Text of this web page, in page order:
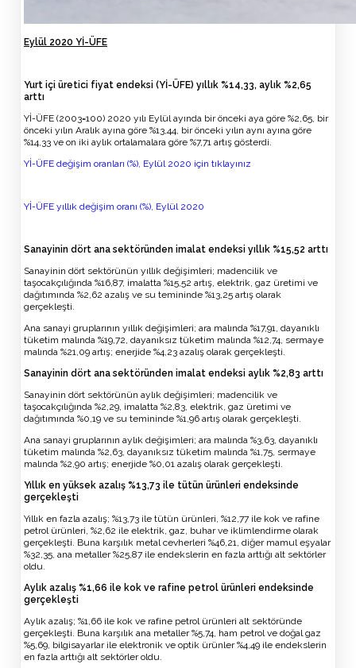
Eylül 2020 Yİ-ÜFE
Yurt içi üretici fiyat endeksi (Yİ-ÜFE) yıllık %14,33, aylık %2,65
arttı
Yİ-ÜFE (2003=100) 2020 yılı Eylül ayında bir önceki aya göre %2,65, bir
önceki yılın Aralık ayına göre %13,44, bir önceki yılın aynı ayına göre
%14,33 ve on iki aylık ortalamalara göre %7,71 artış gösterdi.
Yİ-ÜFE değişim oranları (%), Eylül 2020 için tıklayınız
Yİ-ÜFE yıllık değişim oranı (%), Eylül 2020
Sanayinin dört ana sektöründen imalat endeksi yıllık %15,52 arttı
Sanayinin dört sektörünün yıllık değişimleri; madencilik ve
taşocakçılığında %16,87, imalatta %15,52 artış, elektrik, gaz üretimi ve
dağıtımında %2,62 azalış ve su temininde %13,25 artış olarak
gerçekleşti.
Ana sanayi gruplarının yıllık değişimleri; ara malında %17,91, dayanıklı
tüketim malında %19,72, dayanıksız tüketim malında %12,74, sermaye
malında %21,09 artış; enerjide %4,23 azalış olarak gerçekleşti.
Sanayinin dört ana sektöründen imalat endeksi aylık %2,83 arttı
Sanayinin dört sektörünün aylık değişimleri; madencilik ve
taşocakçılığında %2,29, imalatta %2,83, elektrik, gaz üretimi ve
dağıtımında %0,19 ve su temininde %1,96 artış olarak gerçekleşti.
Ana sanayi gruplarının aylık değişimleri; ara malında %3,63, dayanıklı
tüketim malında %2,63, dayanıksız tüketim malında %1,75, sermaye
malında %2,90 artış; enerjide %0,01 azalış olarak gerçekleşti.
Yıllık en yüksek azalış %13,73 ile tütün ürünleri endeksinde
gerçekleşti
Yıllık en fazla azalış; %13,73 ile tütün ürünleri, %12,77 ile kok ve rafine
petrol ürünleri, %2,62 ile elektrik, gaz, buhar ve iklimlendirme olarak
gerçekleşti. Buna karşılık metal cevherleri %46,21, diğer mamul eşyalar
%32,35, ana metaller %25,87 ile endekslerin en fazla arttığı alt sektörler
oldu.
Aylık azalış %1,66 ile kok ve rafine petrol ürünleri endeksinde
gerçekleşti
Aylık azalış; %1,66 ile kok ve rafine petrol ürünleri alt sektöründe
gerçekleşti. Buna karşılık ana metaller %5,74, ham petrol ve doğal gaz
%5,69, bilgisayarlar ile elektronik ve optik ürünler %4,49 ile endekslerin
en fazla arttığı alt sektörler oldu.